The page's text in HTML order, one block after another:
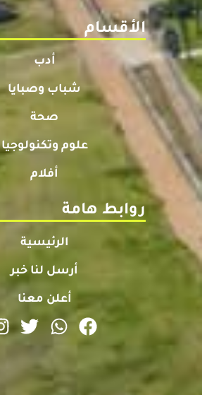
الأقسام
أدب
شباب وصبايا
صحة
علوم وتكنولوجيا
أفلام
روابط هامة
الرئيسية
أرسل لنا خبر
أعلن معنا